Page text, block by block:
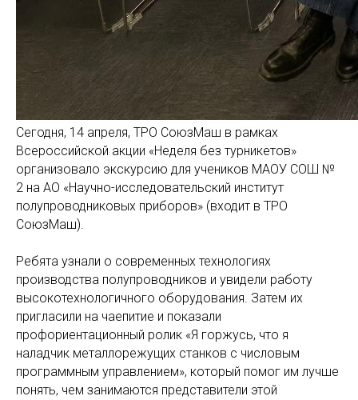
Сегодня, 14 апреля, ТРО СоюзМаш в рамках
Всероссийской акции «Неделя без турникетов»
организовало экскурсию для учеников МАОУ СОШ №
2 на АО «Научно-исследовательский институт
полупроводниковых приборов» (входит в ТРО
СоюзМаш).
Ребята узнали о современных технологиях
производства полупроводников и увидели работу
высокотехнологичного оборудования. Затем их
пригласили на чаепитие и показали
профориентационный ролик «Я горжусь, что я
наладчик металлорежущих станков с числовым
программным управлением», который помог им лучше
понять, чем занимаются представители этой